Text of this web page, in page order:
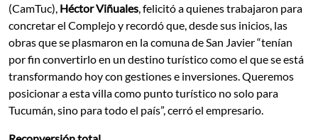
(CamTuc), Héctor Viñuales, felicitó a quienes trabajaron para
concretar el Complejo y recordó que, desde sus inicios, las
obras que se plasmaron en la comuna de San Javier “tenían
por fin convertirlo en un destino turístico como el que se está
transformando hoy con gestiones e inversiones. Queremos
posicionar a esta villa como punto turístico no solo para
Tucumán, sino para todo el país”, cerró el empresario.